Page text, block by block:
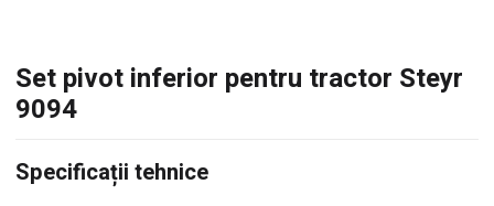
Set pivot inferior pentru tractor Steyr
9094
Specificații tehnice